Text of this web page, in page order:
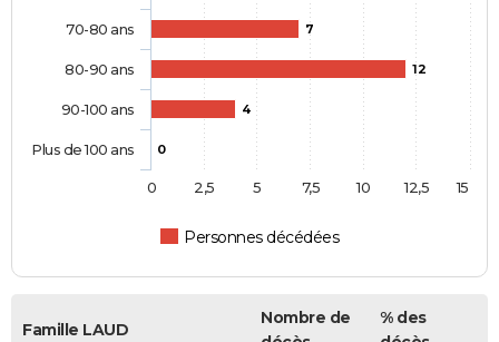
7
12
4
0
Personnes décédées
70-80 ans
80-90 ans
90-100 ans
Plus de 100 ans
0 2,5 5 7,5 10 12,5 15
Famille LAUD
Nombre de
% des